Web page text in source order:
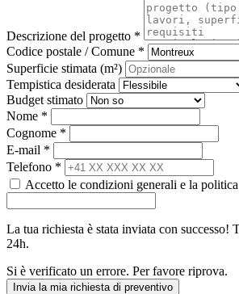
Descrizione del progetto *
Codice postale / Comune *
Superficie stimata (m²)
Tempistica desiderata
Budget stimato
Nome *
Cognome *
E-mail *
Telefono *
Accetto le condizioni generali e la
La tua richiesta è stata inviata con successo!
24h.
Si è verificato un errore. Per favore riprova.
Invia la mia richiesta di preventivo